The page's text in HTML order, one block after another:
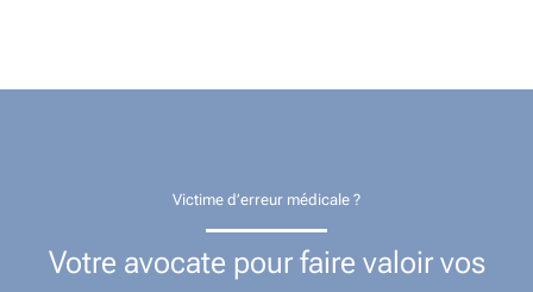
Victime d’erreur médicale ?
Votre avocate pour faire valoir vos